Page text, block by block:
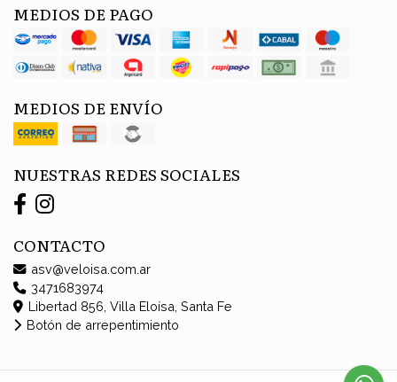
MEDIOS DE PAGO
MEDIOS DE ENVÍO
NUESTRAS REDES SOCIALES
CONTACTO
asv@veloisa.com.ar
3471683974
Libertad 856, Villa Eloísa, Santa Fe
Botón de arrepentimiento